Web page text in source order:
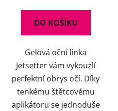
DO KOŠÍKU
Gelová oční linka
Jetsetter vám vykouzlí
perfektní obrys očí. Díky
tenkému štětcovému
aplikátoru se jednoduše